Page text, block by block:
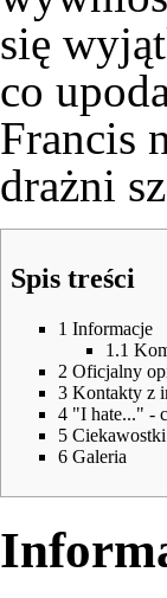
się
co
Francis
drażni
Spis treści
1 Informacje
1.1
2 Oficjalny
3 Kontakty z
4 "I hate..." -
5 Ciekawostki
6 Galeria